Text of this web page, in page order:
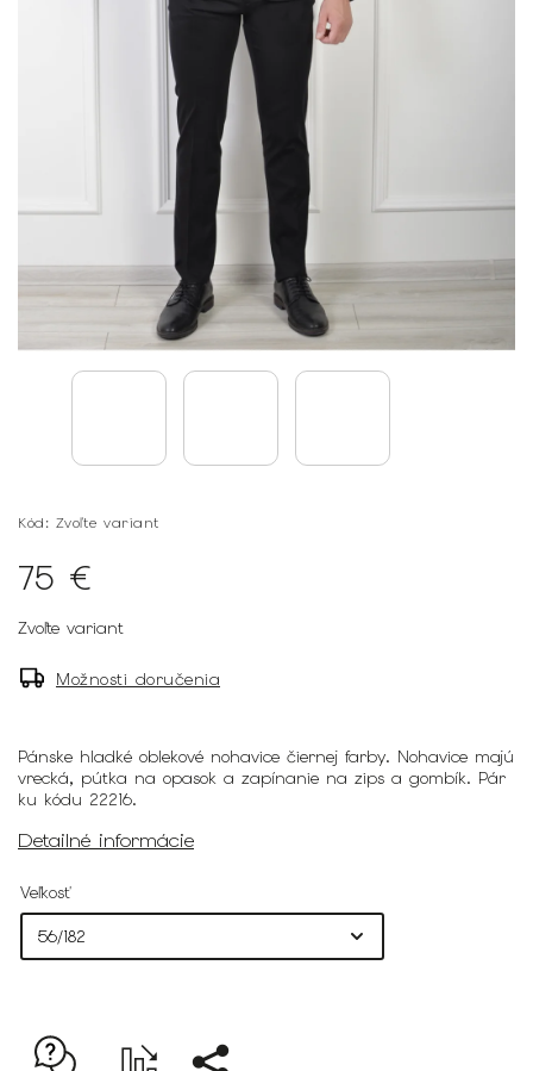
Kód: Zvoľte variant
75 €
Zvoľte variant
Možnosti doručenia
Pánske hladké oblekové nohavice čiernej farby. Nohavice majú
vrecká, pútka na opasok a zapínanie na zips a gombík. Pár
ku kódu 22216.
Detailné informácie
Veľkosť